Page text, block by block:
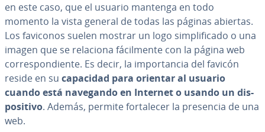
en este caso, que el usuario mantenga en todo
momento la vista general de todas las páginas abiertas.
Los faviconos suelen mostrar un logo si­m­pli­fi­ca­do o una
imagen que se relaciona fá­ci­l­me­n­te con la página web
co­rre­s­po­n­die­n­te. Es decir, la im­po­r­ta­n­cia del favicón
reside en su capacidad para orientar al usuario
cuando está navegando en Internet o usando un di­s­
po­si­ti­vo. Además, permite fo­r­ta­le­cer la presencia de una
web.